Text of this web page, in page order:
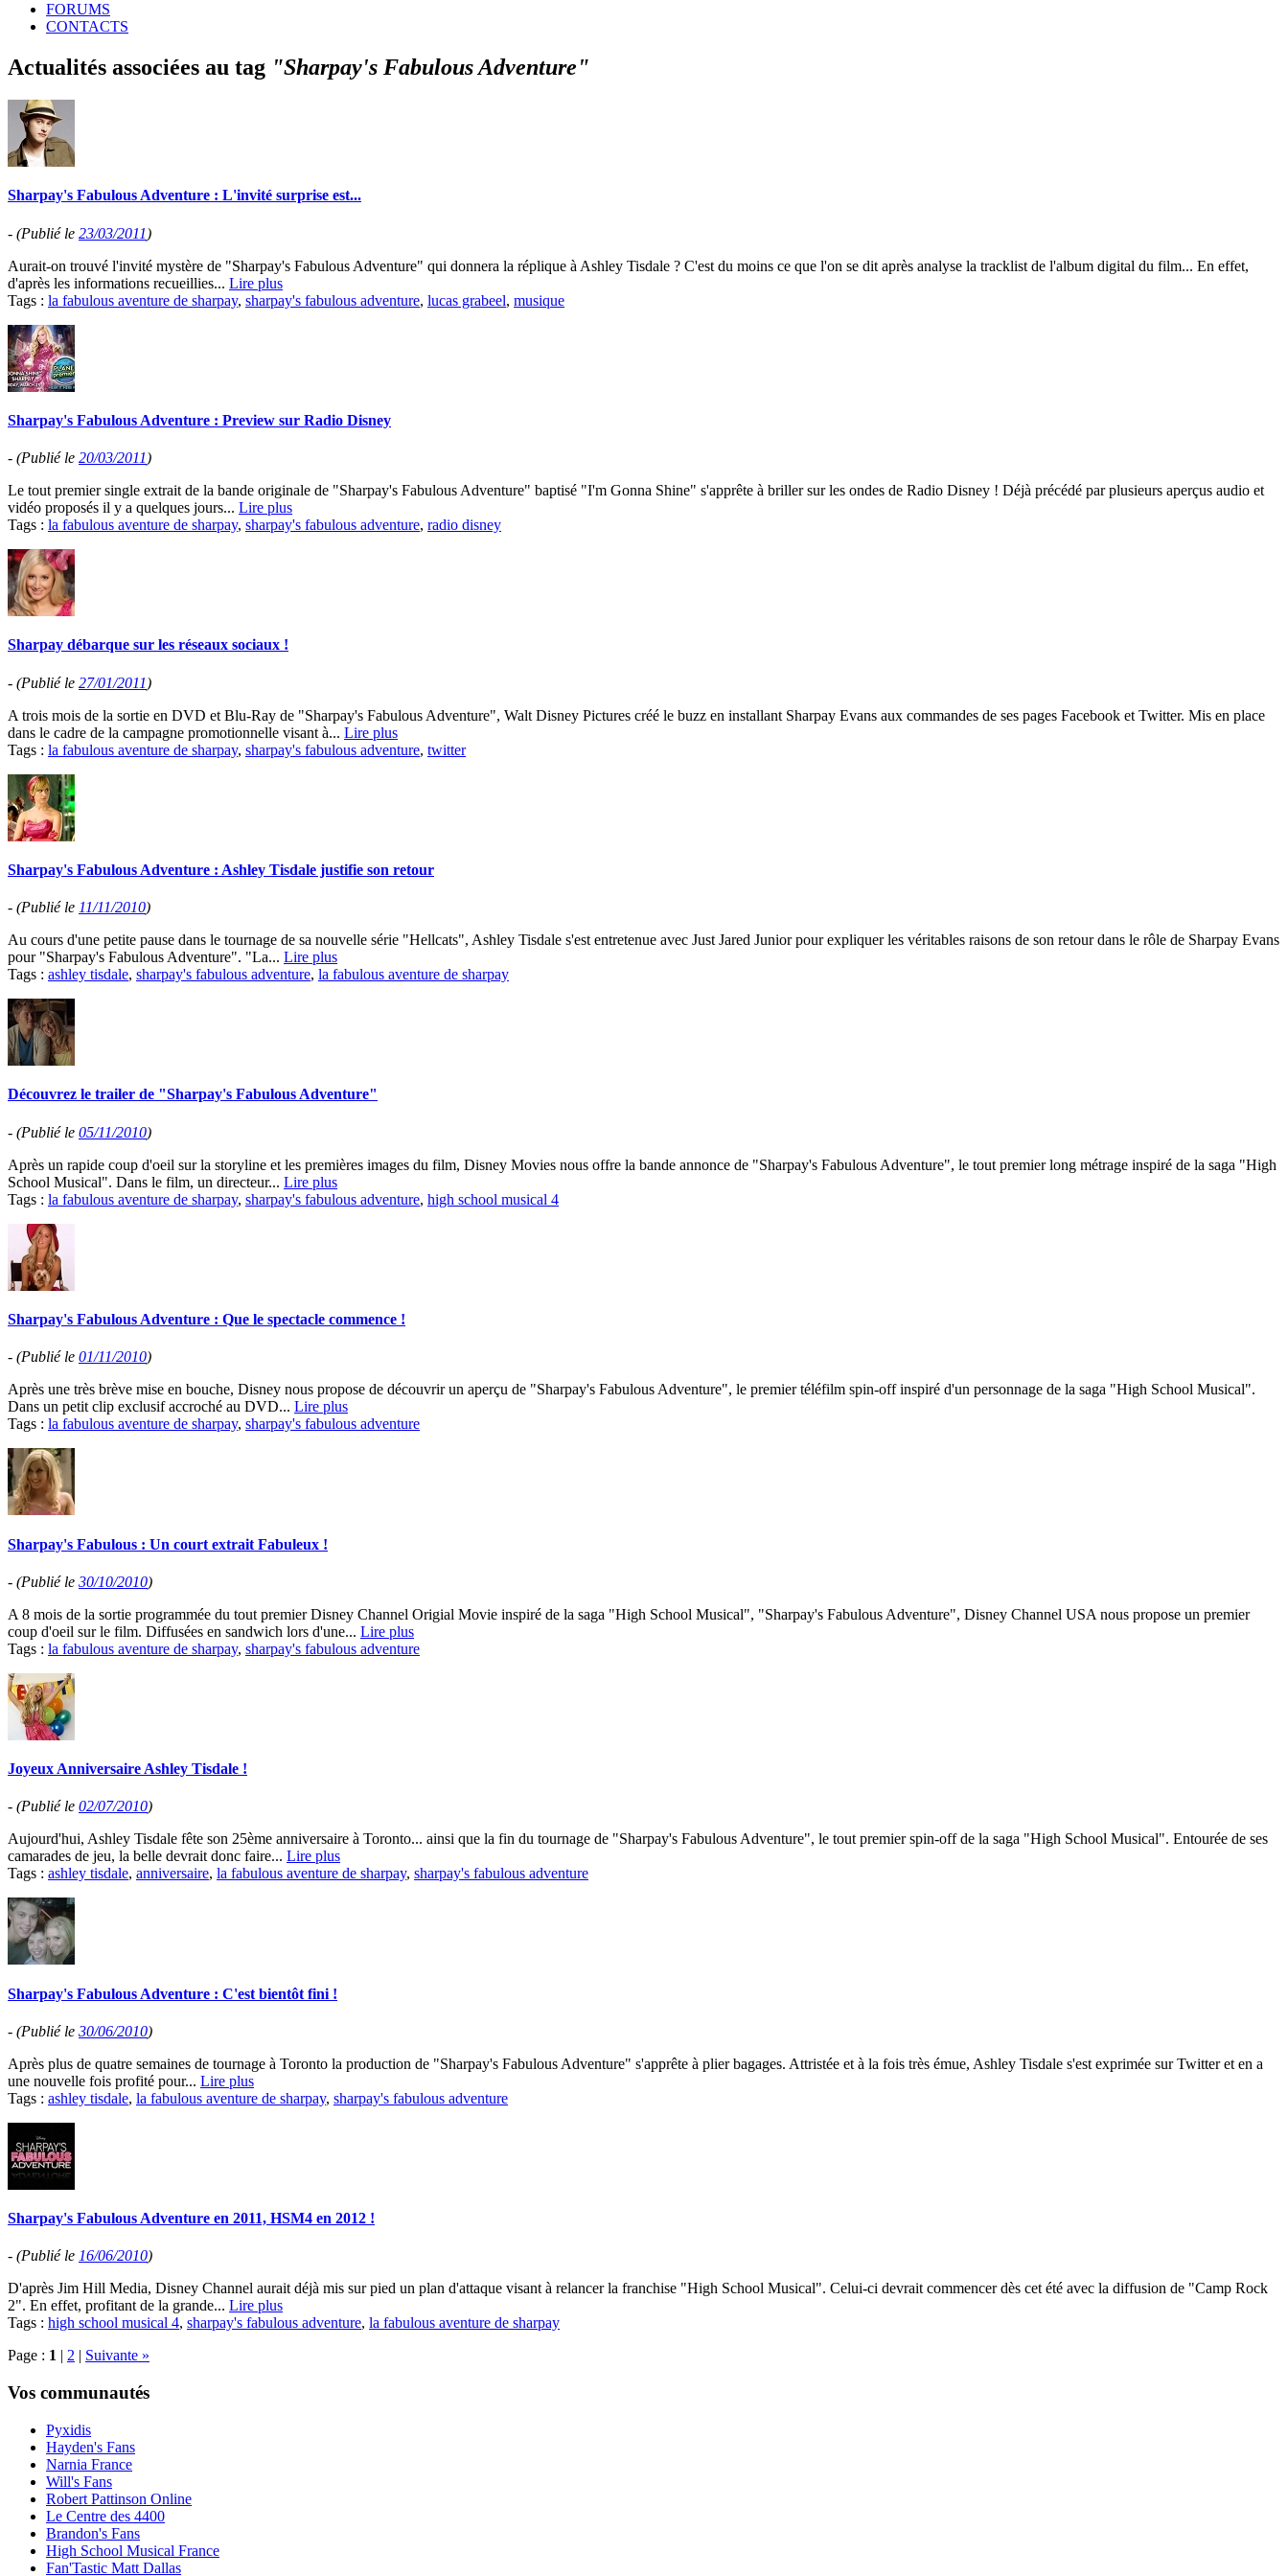
FORUMS
CONTACTS
Actualités associées au tag "Sharpay's Fabulous Adventure"
Sharpay's Fabulous Adventure : L'invité surprise est...
- (Publié le 23/03/2011)
Aurait-on trouvé l'invité mystère de "Sharpay's Fabulous Adventure" qui donnera la réplique à Ashley Tisdale ? C'est du moins ce que l'on se dit après analyse la tracklist de l'album digital du film... En effet,
d'après les informations recueillies... Lire plus
Tags : la fabulous aventure de sharpay, sharpay's fabulous adventure, lucas grabeel, musique
Sharpay's Fabulous Adventure : Preview sur Radio Disney
- (Publié le 20/03/2011)
Le tout premier single extrait de la bande originale de "Sharpay's Fabulous Adventure" baptisé "I'm Gonna Shine" s'apprête à briller sur les ondes de Radio Disney ! Déjà précédé par plusieurs aperçus audio et
vidéo proposés il y a quelques jours... Lire plus
Tags : la fabulous aventure de sharpay, sharpay's fabulous adventure, radio disney
Sharpay débarque sur les réseaux sociaux !
- (Publié le 27/01/2011)
A trois mois de la sortie en DVD et Blu-Ray de "Sharpay's Fabulous Adventure", Walt Disney Pictures créé le buzz en installant Sharpay Evans aux commandes de ses pages Facebook et Twitter. Mis en place
dans le cadre de la campagne promotionnelle visant à... Lire plus
Tags : la fabulous aventure de sharpay, sharpay's fabulous adventure, twitter
Sharpay's Fabulous Adventure : Ashley Tisdale justifie son retour
- (Publié le 11/11/2010)
Au cours d'une petite pause dans le tournage de sa nouvelle série "Hellcats", Ashley Tisdale s'est entretenue avec Just Jared Junior pour expliquer les véritables raisons de son retour dans le rôle de Sharpay Evans
pour "Sharpay's Fabulous Adventure". "La... Lire plus
Tags : ashley tisdale, sharpay's fabulous adventure, la fabulous aventure de sharpay
Découvrez le trailer de "Sharpay's Fabulous Adventure"
- (Publié le 05/11/2010)
Après un rapide coup d'oeil sur la storyline et les premières images du film, Disney Movies nous offre la bande annonce de "Sharpay's Fabulous Adventure", le tout premier long métrage inspiré de la saga "High
School Musical". Dans le film, un directeur... Lire plus
Tags : la fabulous aventure de sharpay, sharpay's fabulous adventure, high school musical 4
Sharpay's Fabulous Adventure : Que le spectacle commence !
- (Publié le 01/11/2010)
Après une très brève mise en bouche, Disney nous propose de découvrir un aperçu de "Sharpay's Fabulous Adventure", le premier téléfilm spin-off inspiré d'un personnage de la saga "High School Musical".
Dans un petit clip exclusif accroché au DVD... Lire plus
Tags : la fabulous aventure de sharpay, sharpay's fabulous adventure
Sharpay's Fabulous : Un court extrait Fabuleux !
- (Publié le 30/10/2010)
A 8 mois de la sortie programmée du tout premier Disney Channel Origial Movie inspiré de la saga "High School Musical", "Sharpay's Fabulous Adventure", Disney Channel USA nous propose un premier
coup d'oeil sur le film. Diffusées en sandwich lors d'une... Lire plus
Tags : la fabulous aventure de sharpay, sharpay's fabulous adventure
Joyeux Anniversaire Ashley Tisdale !
- (Publié le 02/07/2010)
Aujourd'hui, Ashley Tisdale fête son 25ème anniversaire à Toronto... ainsi que la fin du tournage de "Sharpay's Fabulous Adventure", le tout premier spin-off de la saga "High School Musical". Entourée de ses
camarades de jeu, la belle devrait donc faire... Lire plus
Tags : ashley tisdale, anniversaire, la fabulous aventure de sharpay, sharpay's fabulous adventure
Sharpay's Fabulous Adventure : C'est bientôt fini !
- (Publié le 30/06/2010)
Après plus de quatre semaines de tournage à Toronto la production de "Sharpay's Fabulous Adventure" s'apprête à plier bagages. Attristée et à la fois très émue, Ashley Tisdale s'est exprimée sur Twitter et en a
une nouvelle fois profité pour... Lire plus
Tags : ashley tisdale, la fabulous aventure de sharpay, sharpay's fabulous adventure
Sharpay's Fabulous Adventure en 2011, HSM4 en 2012 !
- (Publié le 16/06/2010)
D'après Jim Hill Media, Disney Channel aurait déjà mis sur pied un plan d'attaque visant à relancer la franchise "High School Musical". Celui-ci devrait commencer dès cet été avec la diffusion de "Camp Rock
2". En effet, profitant de la grande... Lire plus
Tags : high school musical 4, sharpay's fabulous adventure, la fabulous aventure de sharpay
Page : 1 | 2 | Suivante »
Vos communautés
Pyxidis
Hayden's Fans
Narnia France
Will's Fans
Robert Pattinson Online
Le Centre des 4400
Brandon's Fans
High School Musical France
Fan'Tastic Matt Dallas